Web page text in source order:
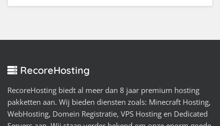
RecoreHosting
RecoreHosting biedt al meer dan 8 jaar premium hosting
pakketten aan. Wij bieden diensten zoals: Minecraft Hosting,
WebHosting, Domein Registratie, VPS Hosting en Dedicated